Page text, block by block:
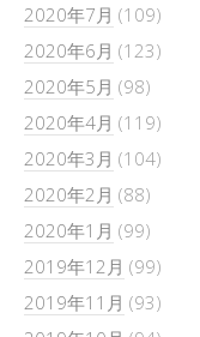
2020年7月 (109)
2020年6月 (123)
2020年5月 (98)
2020年4月 (119)
2020年3月 (104)
2020年2月 (88)
2020年1月 (99)
2019年12月 (99)
2019年11月 (93)